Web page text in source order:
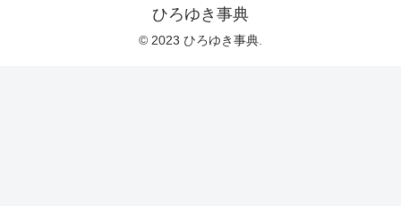
ひろゆき事典
© 2023 ひろゆき事典.